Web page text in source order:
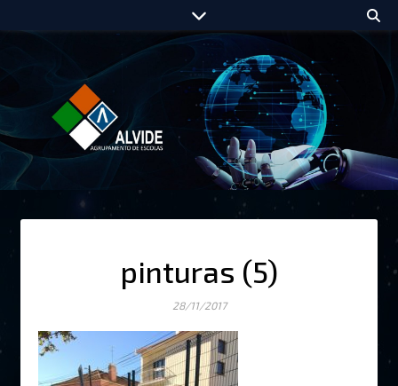
pinturas (5)
28/11/2017